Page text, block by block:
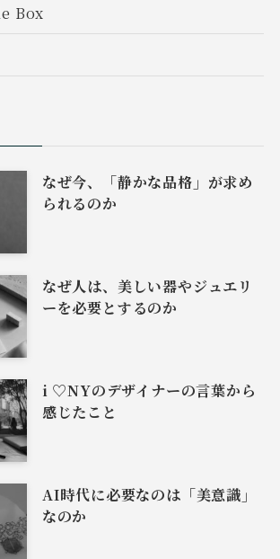
Box
なぜ今、「静かな品格」が求め
られるのか
なぜ人は、美しい器やジュエリ
ーを必要とするのか
i ♡NYのデザイナーの言葉から
感じたこと
AI時代に必要なのは「美意識」
なのか